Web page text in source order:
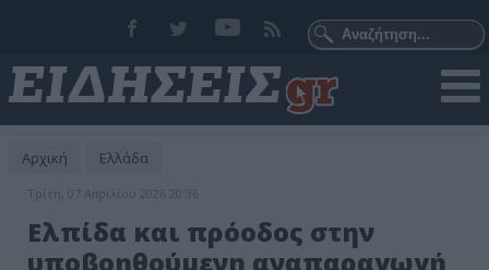
Αρχική Ελλάδα
Τρίτη, 07 Απριλίου 2026 20:36
Ελπίδα και πρόοδος στην
υποβοηθούμενη αναπαραγωγή